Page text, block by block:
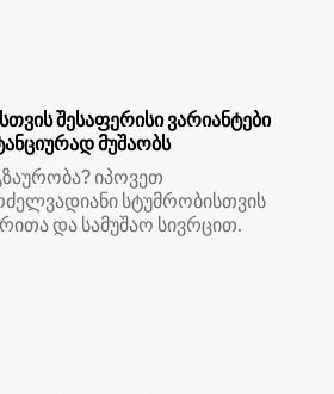
შესაფერისი ვარიანტები
მუშაობს
იპოვეთ
სტუმრობისთვის
და სამუშაო სივრცით.